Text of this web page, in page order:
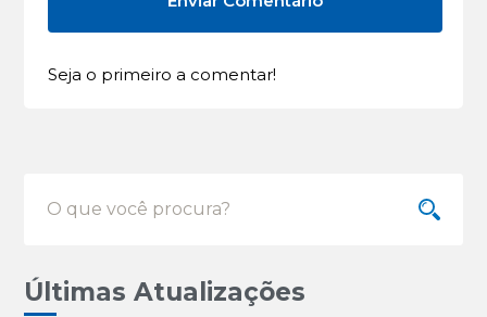
Seja o primeiro a comentar!
Últimas Atualizações